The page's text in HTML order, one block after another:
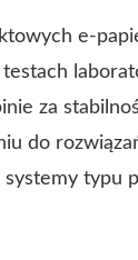
e-
za
do
typu